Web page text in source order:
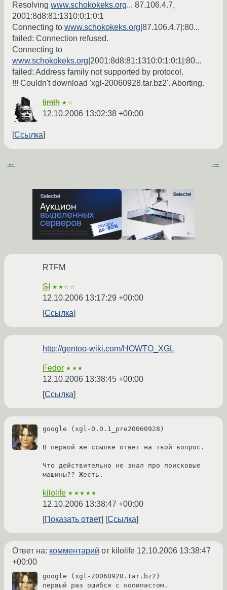
Resolving www.schokokeks.org... 87.106.4.7,
2001:8d8:81:1310:0:1:0:1
Connecting to www.schokokeks.org |87.106.4.7|:80...
failed: Connection refused.
Connecting to
www.schokokeks.org |2001:8d8:81:1310:0:1:0:1|:80...
failed: Address family not supported by protocol.
!!! Couldn't download 'xgl-20060928.tar.bz2'. Aborting.
timth ★☆
12.10.2006 13:02:38 +00:00
Ссылка
← →
RTFM
SI ★★☆☆
12.10.2006 13:17:29 +00:00
Ссылка
http://gentoo-wiki.com/HOWTO_XGL
Fedor ★★★
12.10.2006 13:38:45 +00:00
Ссылка
google (xgl-0.0.1_pre20060928)
В первой же ссылке ответ на твой вопрос.
Что действительно не знал про поисковые
машины?? Жесть.
kilolife ★★★★★
12.10.2006 13:38:47 +00:00
Показать ответ
Ссылка
Ответ на: комментарий от kilolife 12.10.2006 13:38:47
+00:00
google (xgl-20060928.tar.bz2)
первый раз ошибся с копипастом.